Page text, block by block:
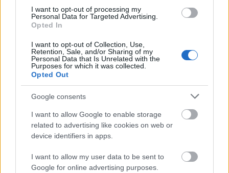
I want to opt-out of processing my
Personal Data for Targeted Advertising.
Opted In
I want to opt-out of Collection, Use,
Retention, Sale, and/or Sharing of my
Personal Data that Is Unrelated with the
Purposes for which it was collected.
Opted Out
Google consents
I want to allow Google to enable storage
related to advertising like cookies on web or
device identifiers in apps.
I want to allow my user data to be sent to
Google for online advertising purposes.
Fotó: Szkárossy Zsuzsa/vigszinhaz.hu
Kritikus szemmel az előadásról:
“…Wilson a háború elemien ördögi, embertelen
élményét szívmelengető, emberközeli, humánus
pillanatokkal és szituációkkal árnyalja. Olykor csupán
egy gesztus, egy jól elhelyezett szó érzékelteti a
gázmaszkok mögötti ember tragédiáját és
sérülékenységét…”
Jörn Florian Fuchs, DrehpunktKultur.at, 2014. 09. 01.